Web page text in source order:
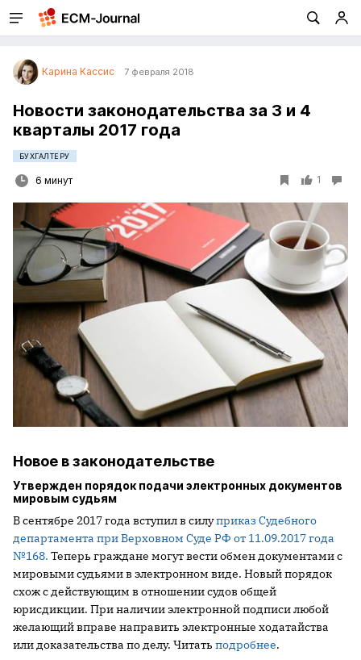
Карина Кассис 7 февраля 2018
Новости законодательства за 3 и 4
кварталы 2017 года
БУХГАЛТЕРУ
6 минут 1
Новое в законодательстве
Утвержден порядок подачи электронных документов
мировым судьям
В сентябре 2017 года вступил в силуприказ Судебного
департамента при Верховном Суде РФ от 11.09.2017 года
№168. Теперь граждане могут вести обмен документами с
мировыми судьями в электронном виде. Новый порядок
схож с действующим в отношении судов общей
юрисдикции. При наличии электронной подписи любой
желающий вправе направить электронные ходатайства
или доказательства по делу. Читать подробнее.